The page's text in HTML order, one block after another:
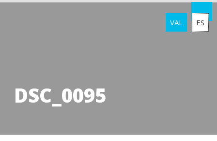
VAL ES
DSC_0095